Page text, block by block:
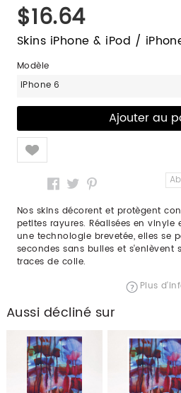
$16.64
Skins iPhone & iPod /
Modèle
iPhone 6
Like
Nos skins décorent et protègent
petites rayures. Réalisées en
une technologie brevetée, elles se
secondes sans bulles et s'enlèvent
traces de colle.
Plus
Aussi décliné sur